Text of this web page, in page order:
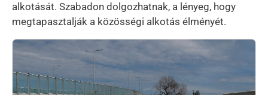
alkotását. Szabadon dolgozhatnak, a lényeg, hogy
megtapasztalják a közösségi alkotás élményét.
Kép